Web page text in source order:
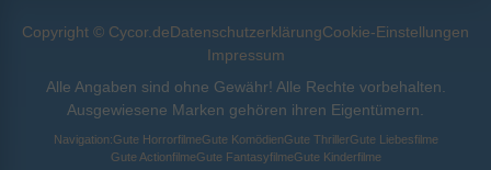
Copyright © Cycor.deDatenschutzerklärungCookie-Einstellungen
Impressum
Alle Angaben sind ohne Gewähr! Alle Rechte vorbehalten.
Ausgewiesene Marken gehören ihren Eigentümern.
Navigation:Gute HorrorfilmeGute KomödienGute ThrillerGute Liebesfilme
Gute ActionfilmeGute FantasyfilmeGute Kinderfilme